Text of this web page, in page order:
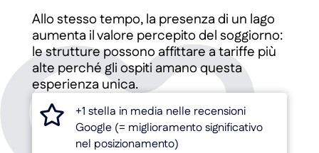
Allo stesso tempo, la presenza di un lago
aumenta il valore percepito del soggiorno:
le strutture possono affittare a tariffe più
alte perché gli ospiti amano questa
esperienza unica.

+1 stella in media nelle recensioni
Google (= miglioramento significativo
nel posizionamento)